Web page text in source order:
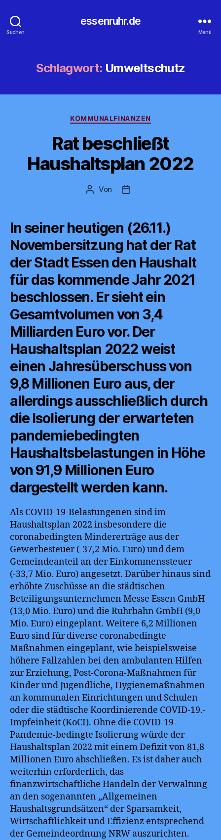
Suchen
essenruhr.de
Menü
Schlagwort: Umweltschutz
Kategorien
KOMMUNALFINANZEN
Rat beschließt
Haushaltsplan 2022
Beitragsautor
Von Beitragsdatum
In seiner heutigen (26.11.)
Novembersitzung hat der Rat
der Stadt Essen den Haushalt
für das kommende Jahr 2021
beschlossen. Er sieht ein
Gesamtvolumen von 3,4
Milliarden Euro vor. Der
Haushaltsplan 2022 weist
einen Jahresüberschuss von
9,8 Millionen Euro aus, der
allerdings ausschließlich durch
die Isolierung der erwarteten
pandemiebedingten
Haushaltsbelastungen in Höhe
von 91,9 Millionen Euro
dargestellt werden kann.
Als COVID-19-Belastungenen sind im
Haushaltsplan 2022 insbesondere die
coronabedingten Mindererträge aus der
Gewerbesteuer (-37,2 Mio. Euro) und dem
Gemeindeanteil an der Einkommenssteuer
(-33,7 Mio. Euro) angesetzt. Darüber hinaus sind
erhöhte Zuschüsse an die städtischen
Beteiligungsunternehmen Messe Essen GmbH
(13,0 Mio. Euro) und die Ruhrbahn GmbH (9,0
Mio. Euro) eingeplant. Weitere 6,2 Millionen
Euro sind für diverse coronabedingte
Maßnahmen eingeplant, wie beispielsweise
höhere Fallzahlen bei den ambulanten Hilfen
zur Erziehung, Post-Corona-Maßnahmen für
Kinder und Jugendliche, Hygienemaßnahmen
an kommunalen Einrichtungen und Schulen
oder die städtische Koordinierende COVID-19.-
Impfeinheit (KoCI). Ohne die COVID-19-
Pandemie-bedingte Isolierung würde der
Haushaltsplan 2022 mit einem Defizit von 81,8
Millionen Euro abschließen. Es ist daher auch
weiterhin erforderlich, das
finanzwirtschaftliche Handeln der Verwaltung
an den sogenannten „Allgemeinen
Haushaltsgrundsätzen“ der Sparsamkeit,
Wirtschaftlichkeit und Effizienz entsprechend
der Gemeindeordnung NRW auszurichten.